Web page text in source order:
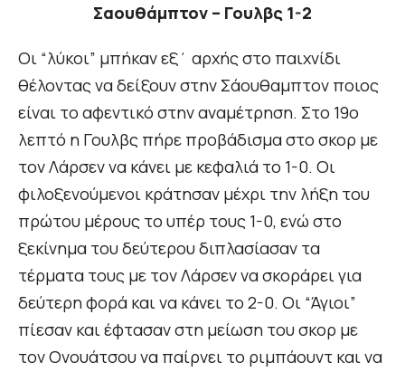
Σαουθάμπτον – Γουλβς 1-2
Οι “λύκοι” μπήκαν εξ΄ αρχής στο παιχνίδι
θέλοντας να δείξουν στην Σάουθαμπτον ποιος
είναι το αφεντικό στην αναμέτρηση. Στο 19ο
λεπτό η Γουλβς πήρε προβάδισμα στο σκορ με
τον Λάρσεν να κάνει με κεφαλιά το 1-0. Οι
φιλοξενούμενοι κράτησαν μέχρι την λήξη του
πρώτου μέρους το υπέρ τους 1-0, ενώ στο
ξεκίνημα του δεύτερου διπλασίασαν τα
τέρματα τους με τον Λάρσεν να σκοράρει για
δεύτερη φορά και να κάνει το 2-0. Οι “Άγιοι”
πίεσαν και έφτασαν στη μείωση του σκορ με
τον Ονουάτσου να παίρνει το ριμπάουντ και να